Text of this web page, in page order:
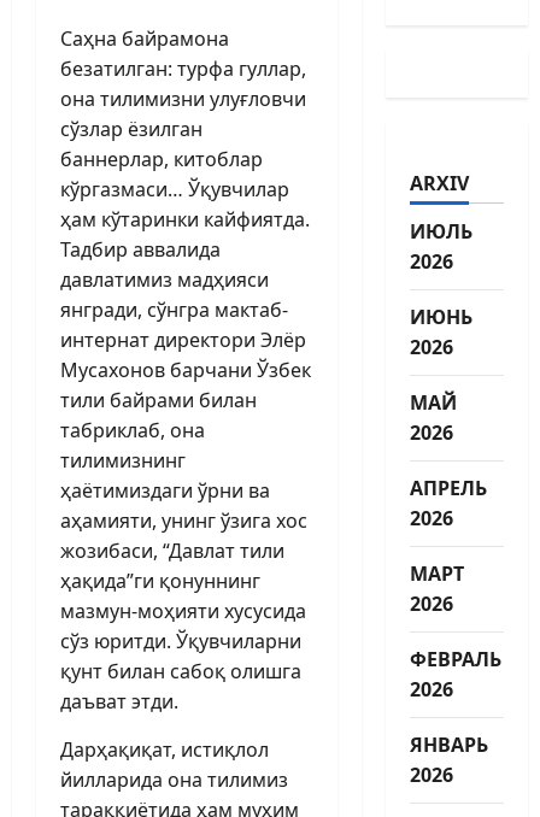
Саҳна байрамона
безатилган: турфа гуллар,
она тилимизни улуғловчи
сўзлар ёзилган
баннерлар, китоблар
кўргазмаси… Ўқувчилар
ҳам кўтаринки кайфиятда.
Тадбир аввалида
давлатимиз мадҳияси
янгради, сўнгра мактаб-
интернат директори Элёр
Мусахонов барчани Ўзбек
тили байрами билан
табриклаб, она
тилимизнинг
ҳаётимиздаги ўрни ва
аҳамияти, унинг ўзига хос
жозибаси, “Давлат тили
ҳақида”ги қонуннинг
мазмун-моҳияти хусусида
сўз юритди. Ўқувчиларни
қунт билан сабоқ олишга
даъват этди.
Дарҳақиқат, истиқлол
йилларида она тилимиз
тараққиётида ҳам муҳим
ARXIV
ИЮЛЬ
2026
ИЮНЬ
2026
МАЙ
2026
АПРЕЛЬ
2026
МАРТ
2026
ФЕВРАЛЬ
2026
ЯНВАРЬ
2026